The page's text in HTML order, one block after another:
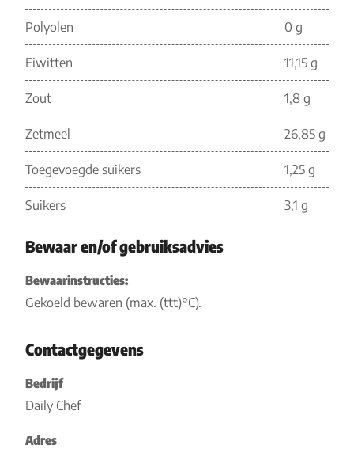
Polyolen 0 g
Eiwitten 11,15 g
Zout 1,8 g
Zetmeel 26,85 g
Toegevoegde suikers 1,25 g
Suikers 3,1 g
Bewaar en/of gebruiksadvies
Bewaarinstructies:
Gekoeld bewaren (max. (ttt)°C).
Contactgegevens
Bedrijf
Daily Chef
Adres